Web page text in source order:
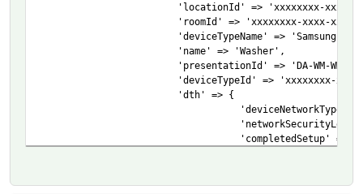
'id' =>
'version'
'version'
'id' =>
'id' =>
'locationId' => 'xxxxxxxx-xxxx-xxxx-xxxx-
'roomId' => 'xxxxxxxx-xxxx-xxxx-xxxx-
'deviceTypeName' => 'Samsung OCF
'name' => 'Washer',
'presentationId' => 'DA-WM-WM-
'deviceTypeId' => 'xxxxxxxx-xxxx-xxxx-
'dth' => {
'deviceNetworkType' =>
'networkSecurityLevel' =>
'completedSetup' => bless( do{\(my
},